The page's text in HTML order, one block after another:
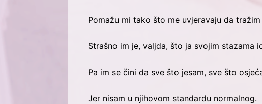
Pomažu mi tako što me uvjeravaju da
Strašno im je, valjda, što ja svojim stazama
Pa im se čini da sve što jesam, sve što
Jer nisam u njihovom standardu normalnog.